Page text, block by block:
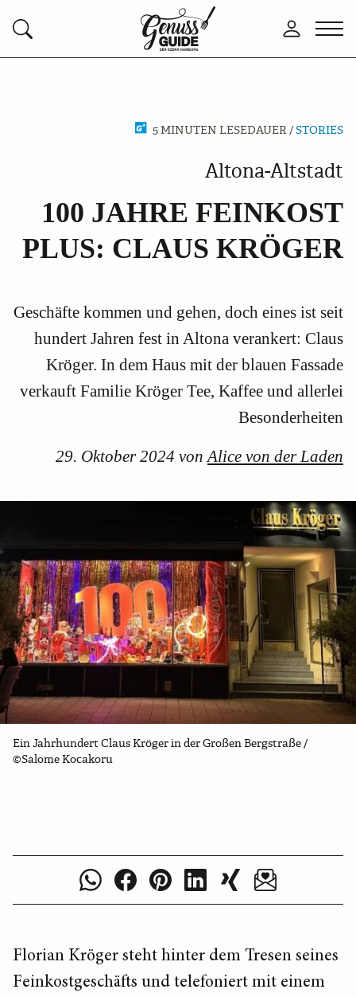
Suchen
Zurück
zur
Anmelden
5 MINUTEN LESEDAUER /STORIES
Altona-Altstadt
100 JAHRE FEINKOST
PLUS: CLAUS KRÖGER
Geschäfte kommen und gehen, doch eines ist seit
hundert Jahren fest in Altona verankert: Claus
Kröger. In dem Haus mit der blauen Fassade
verkauft Familie Kröger Tee, Kaffee und allerlei
Besonderheiten
29. Oktober 2024 von Alice von der Laden
Ein Jahrhundert Claus Kröger in der Großen Bergstraße /
©Salome Kocakoru
Florian Kröger steht hinter dem Tresen seines
Feinkostgeschäfts und telefoniert mit einem